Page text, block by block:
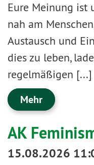
Eure Meinung ist
nah am
Austausch und
dies zu leben,
regelmäßigen [...]
Mehr
AK
15.08.2026